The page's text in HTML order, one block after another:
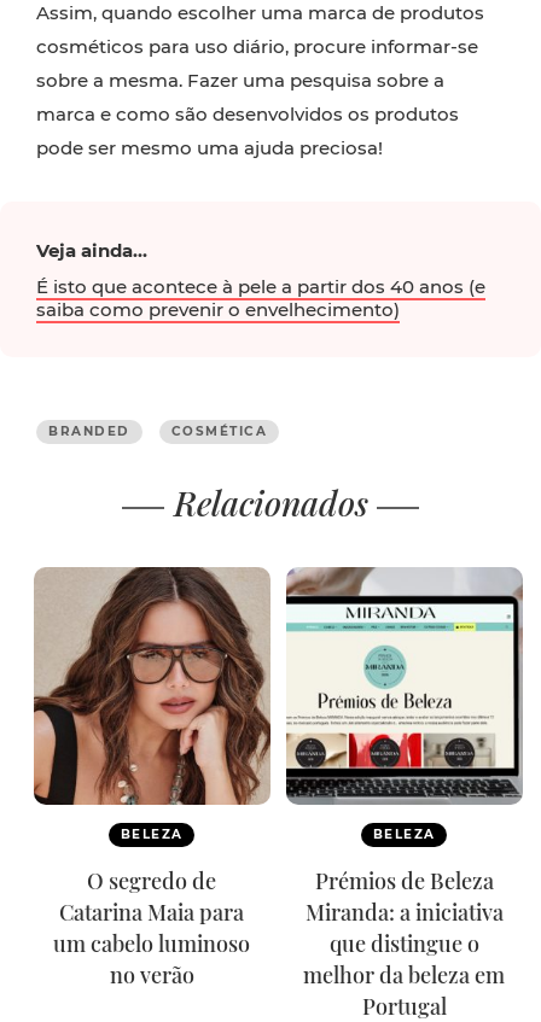
Assim, quando escolher uma marca de produtos
cosméticos para uso diário, procure informar-se
sobre a mesma. Fazer uma pesquisa sobre a
marca e como são desenvolvidos os produtos
pode ser mesmo uma ajuda preciosa!
Veja ainda...
É isto que acontece à pele a partir dos 40 anos (e
saiba como prevenir o envelhecimento)
BRANDED COSMÉTICA
Relacionados
BELEZA
O segredo de
Catarina Maia para
um cabelo luminoso
no verão
BELEZA
Prémios de Beleza
Miranda: a iniciativa
que distingue o
melhor da beleza em
Portugal